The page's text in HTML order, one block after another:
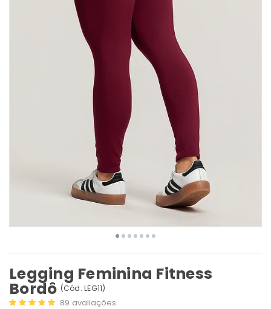
Legging Feminina Fitness
Bordô (Cód. LEG11)
89 avaliações